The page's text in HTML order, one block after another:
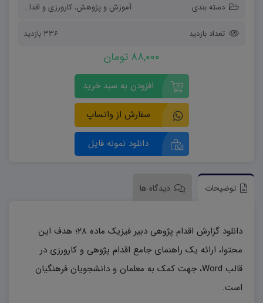
دسته بندی آموزش و پژوهش، کارورزی و اقدام پژوهی
تعداد بازدید 336 بازدید
88,000 تومان
افزودن به سبد خرید
سفارش از واتساپ
دانلود نمونه فایل
توضیحات دیدگاه ها
دانلود گزارش اقدام پژوهی دبیر فیزیک ماده ۲۸؛ هدف این
محتوا، ارائه یک راهنمای جامع اقدام پژوهی و کارورزی در
قالب Word، جهت کمک به معلمان و دانشجویان فرهنگیان
است.